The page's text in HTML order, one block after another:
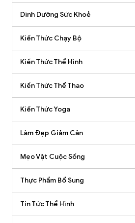
Dinh Dưỡng Sức Khoẻ
Kiến Thức Chạy Bộ
Kiến Thức Thể Hình
Kiến Thức Thể Thao
Kiến Thức Yoga
Làm Đẹp Giảm Cân
Mẹo Vặt Cuộc Sống
Thực Phẩm Bổ Sung
Tin Tức Thể Hình